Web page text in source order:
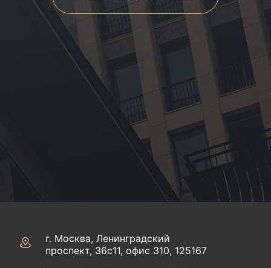
г. Москва, Ленинградский
проспект, 36с11, офис 310, 125167